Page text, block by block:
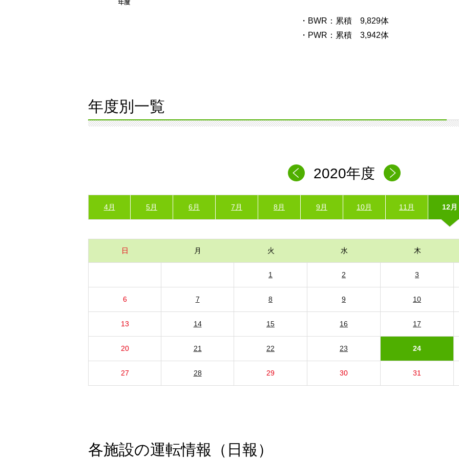
・BWR：累積 9,829体
・PWR：累積 3,942体
年度別一覧
2020年度
4月 5月 6月 7月 8月 9月 10月 11月 12月
日 月 火 水 木
1 2 3
6 7 8 9 10
13 14 15 16 17
20 21 22 23 24
27 28 29 30 31
各施設の運転情報（日報）